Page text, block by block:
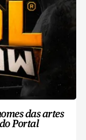
das artes
Portal